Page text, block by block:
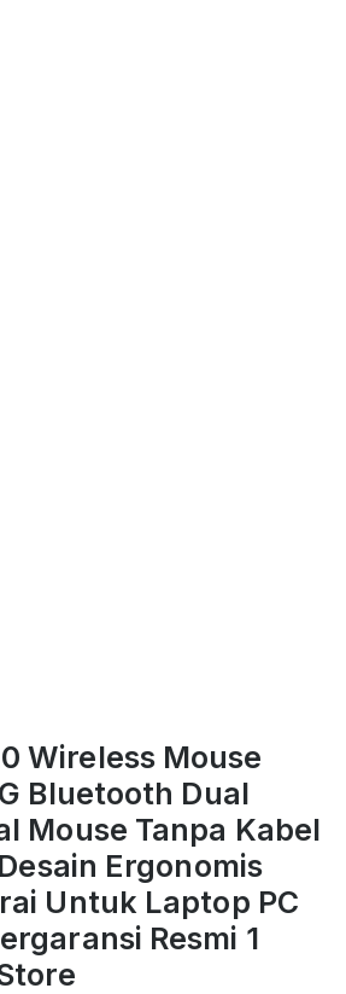
Wireless Mouse
Bluetooth Dual
Mouse Tanpa Kabel
Ergonomis
Untuk Laptop PC
Resmi 1